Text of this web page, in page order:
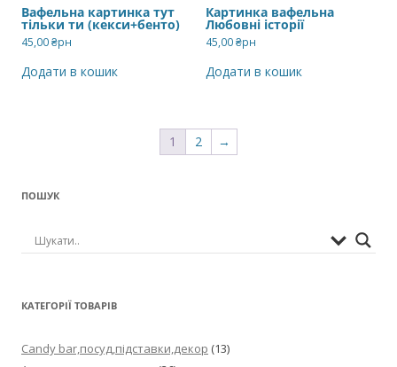
Вафельна картинка тут
тільки ти (кекси+бенто)
45,00₴рн
Додати в кошик
Картинка вафельна
Любовні історії
45,00₴рн
Додати в кошик
1 2 →
ПОШУК
КАТЕГОРІЇ ТОВАРІВ
Candy bar,посуд,підставки,декор (13)